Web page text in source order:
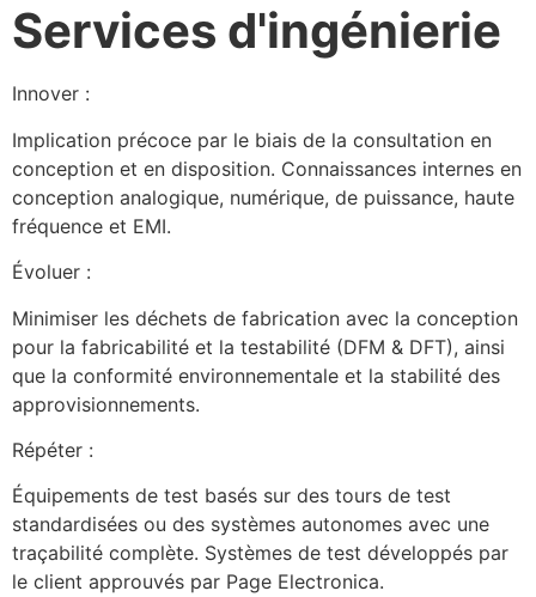
Services d'ingénierie
Innover :
Implication précoce par le biais de la consultation en
conception et en disposition. Connaissances internes en
conception analogique, numérique, de puissance, haute
fréquence et EMI.
Évoluer :
Minimiser les déchets de fabrication avec la conception
pour la fabricabilité et la testabilité (DFM & DFT), ainsi
que la conformité environnementale et la stabilité des
approvisionnements.
Répéter :
Équipements de test basés sur des tours de test
standardisées ou des systèmes autonomes avec une
traçabilité complète. Systèmes de test développés par
le client approuvés par Page Electronica.